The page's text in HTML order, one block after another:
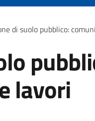
di suolo pubblico:
lavori